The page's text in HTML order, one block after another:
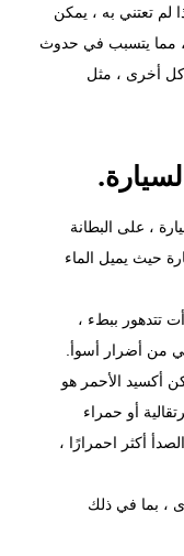
لم تعتني به ، يمكن
، مما يتسبب في حدوث
أخرى ، مثل
، على البطانة
حيث يميل الماء
تتدهور ببطء ،
من أضرار أسوأ.
أكسيد الأحمر هو
أو حمراء
أكثر احمرارًا ،
، بما في ذلك